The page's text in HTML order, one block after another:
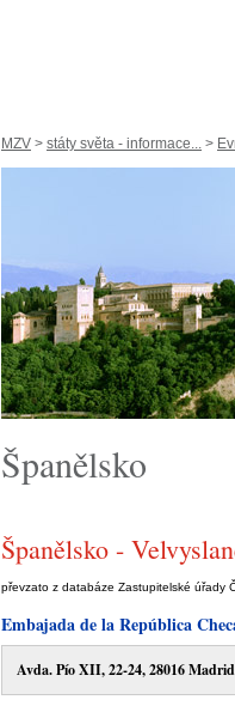
MZV > státy světa - informace... >
Španělsko
Španělsko -
převzato z databáze Zastupitelské úřady
Embajada de la República
Avda. Pío XII, 22-24, 28016 Madrid